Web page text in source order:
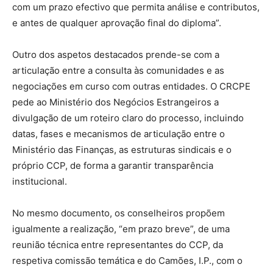
com um prazo efectivo que permita análise e contributos,
e antes de qualquer aprovação final do diploma”.
Outro dos aspetos destacados prende-se com a
articulação entre a consulta às comunidades e as
negociações em curso com outras entidades. O CRCPE
pede ao Ministério dos Negócios Estrangeiros a
divulgação de um roteiro claro do processo, incluindo
datas, fases e mecanismos de articulação entre o
Ministério das Finanças, as estruturas sindicais e o
próprio CCP, de forma a garantir transparência
institucional.
No mesmo documento, os conselheiros propõem
igualmente a realização, “em prazo breve”, de uma
reunião técnica entre representantes do CCP, da
respetiva comissão temática e do Camões, I.P., com o